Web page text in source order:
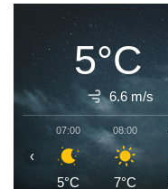
5°C
6.6 m/s
07:00
5°C
08:00
7°C
‹